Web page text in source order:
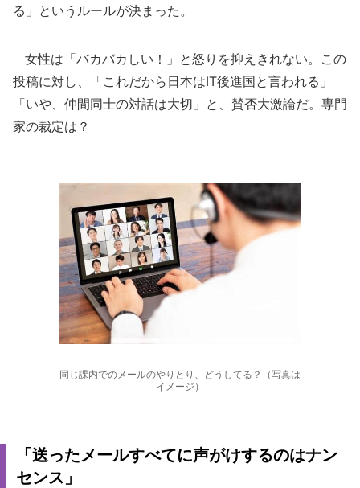
る」というルールが決まった。
女性は「バカバカしい！」と怒りを抑えきれない。この
投稿に対し、「これだから日本はIT後進国と言われる」
「いや、仲間同士の対話は大切」と、賛否大激論だ。専門
家の裁定は？
同じ課内でのメールのやりとり、どうしてる？（写真は
イメージ）
「送ったメールすべてに声がけするのはナン
センス」